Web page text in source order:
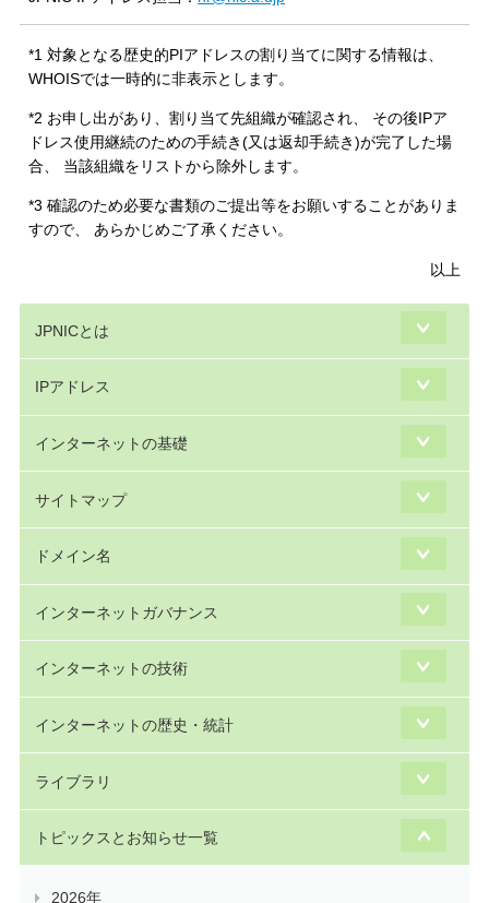
*1 対象となる歴史的PIアドレスの割り当てに関する情報は、
WHOISでは一時的に非表示とします。
*2 お申し出があり、割り当て先組織が確認され、 その後IPア
ドレス使用継続のための手続き(又は返却手続き)が完了した場
合、 当該組織をリストから除外します。
*3 確認のため必要な書類のご提出等をお願いすることがありま
すので、 あらかじめご了承ください。
以上
JPNICとは
IPアドレス
インターネットの基礎
サイトマップ
ドメイン名
インターネットガバナンス
インターネットの技術
インターネットの歴史・統計
ライブラリ
トピックスとお知らせ一覧
2026年